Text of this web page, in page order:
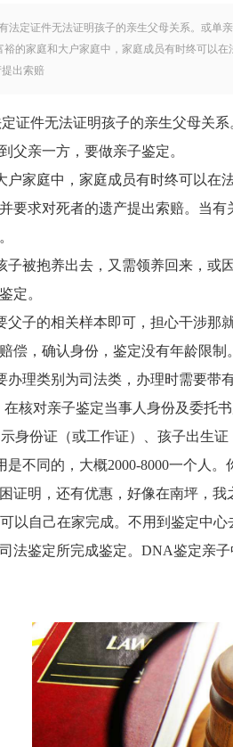
法定证件无法证明孩子的亲生父母关系。或单
裕的家庭和大户家庭中，家庭成员有时终可以
出索赔
证件无法证明孩子的亲生父母关
父亲一方，要做亲子鉴定。
户家庭中，家庭成员有时终可以在
要求对死者的遗产提出索赔。当
子被抱养出去，又需领养回来，或
定。
父子的相关样本即可，担心干涉那
偿，确认身份，鉴定没有年龄限制。
办理类别为司法类，办理时需要带
核对亲子鉴定当事人身份及委托书
身份证（或工作证）、孩子出生
是不同的，大概2000-8000一个人
证明，还有优惠，好像在南坪，我
以自己在家完成。不用到鉴定中
法鉴定所完成鉴定。DNA鉴定亲